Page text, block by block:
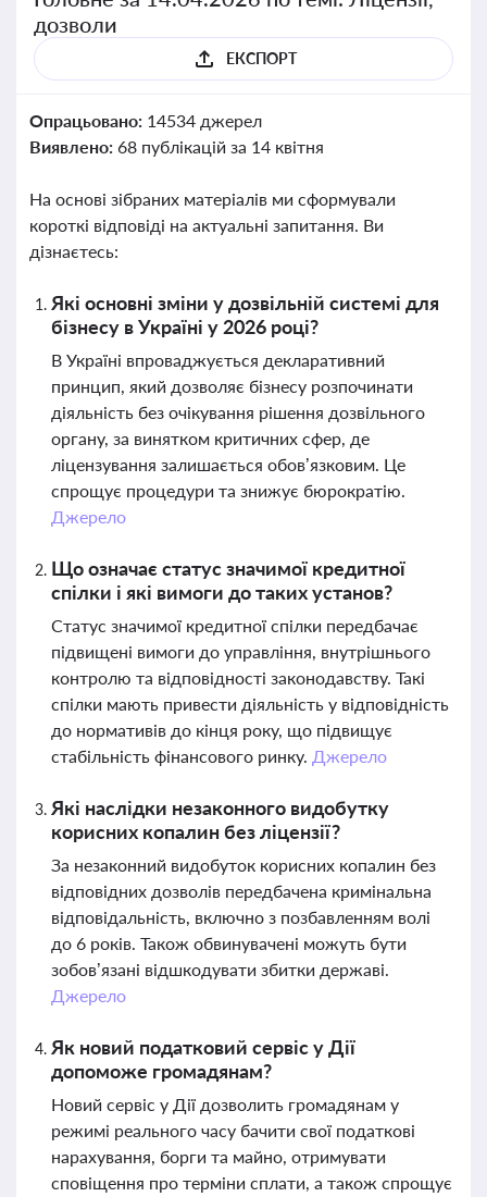
дозволи
ЕКСПОРТ
Опрацьовано: 14534 джерел
Виявлено: 68 публікацій за 14 квітня
На основі зібраних матеріалів ми сформували
короткі відповіді на актуальні запитання. Ви
дізнаєтесь:
Які основні зміни у дозвільній системі для
бізнесу в Україні у 2026 році?
В Україні впроваджується декларативний
принцип, який дозволяє бізнесу розпочинати
діяльність без очікування рішення дозвільного
органу, за винятком критичних сфер, де
ліцензування залишається обов’язковим. Це
спрощує процедури та знижує бюрократію.
Джерело
Що означає статус значимої кредитної
спілки і які вимоги до таких установ?
Статус значимої кредитної спілки передбачає
підвищені вимоги до управління, внутрішнього
контролю та відповідності законодавству. Такі
спілки мають привести діяльність у відповідність
до нормативів до кінця року, що підвищує
стабільність фінансового ринку. Джерело
Які наслідки незаконного видобутку
корисних копалин без ліцензії?
За незаконний видобуток корисних копалин без
відповідних дозволів передбачена кримінальна
відповідальність, включно з позбавленням волі
до 6 років. Також обвинувачені можуть бути
зобов’язані відшкодувати збитки державі.
Джерело
Як новий податковий сервіс у Дії
допоможе громадянам?
Новий сервіс у Дії дозволить громадянам у
режимі реального часу бачити свої податкові
нарахування, борги та майно, отримувати
сповіщення про терміни сплати, а також спрощує